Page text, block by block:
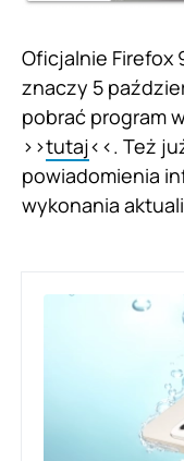
Oficjalnie Firefox
znaczy 5
pobrać program
>>tutaj<<. Też
powiadomienia
wykonania